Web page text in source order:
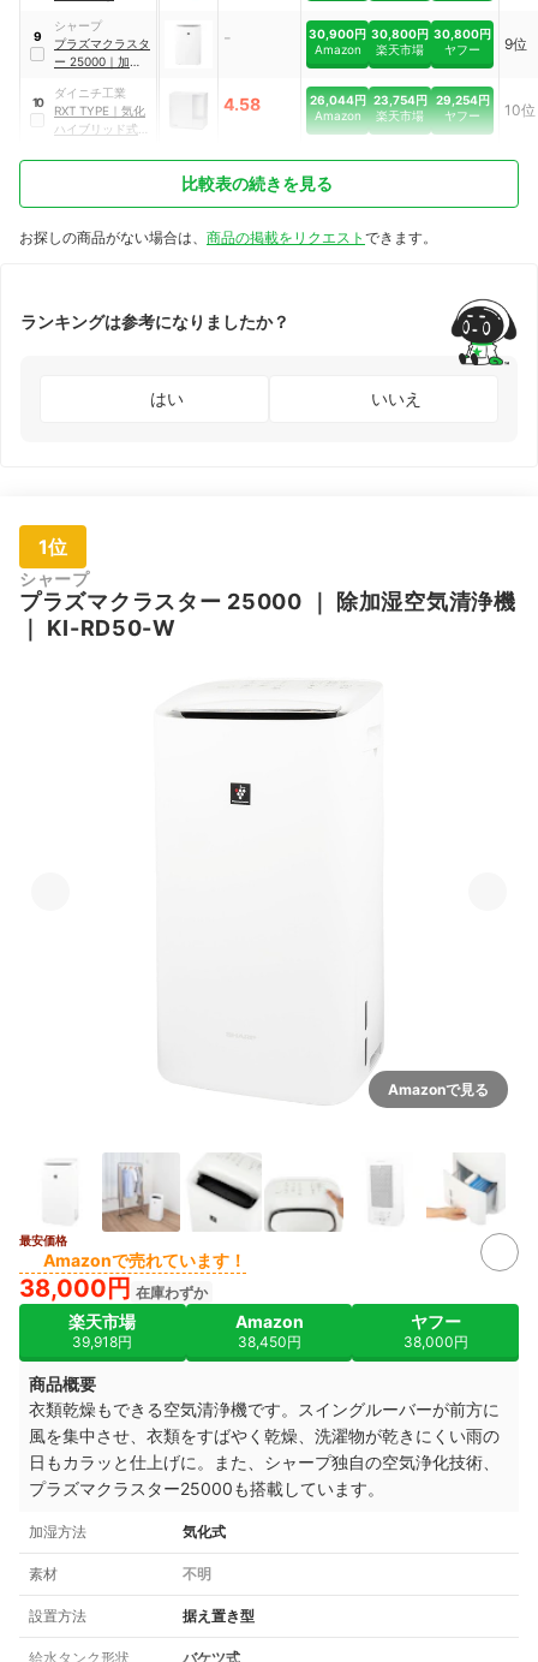
9
シャープ
プラズマクラスタ
ー 25000 ｜ 加湿空
SS50
-
30,900円
Amazon
30,800円
楽天市場
30,800円
ヤフー
9位
10
ダイニチ工業
RXT TYPE ｜ 気化
ハイブリッド式加
RXT725
4.58
26,044円
Amazon
23,754円
楽天市場
29,254円
ヤフー
10位
比較表の続きを見る
お探しの商品がない場合は、 商品の掲載をリクエスト できます。
ランキングは参考になりましたか？
はい いいえ
1位
シャープ
プラズマクラスター 25000 ｜ 除加湿空気清浄機
｜ KI-RD50-W
Amazonで見る
最安価格
Amazonで売れています！
38,000円 在庫わずか
楽天市場
39,918円
Amazon
38,450円
ヤフー
38,000円
商品概要
衣類乾燥もできる空気清浄機です。スイングルーバーが前方に
風を集中させ、衣類をすばやく乾燥、洗濯物が乾きにくい雨の
日もカラッと仕上げに。また、シャープ独自の空気浄化技術、
プラズマクラスター25000も搭載しています。
加湿方法 気化式
素材 不明
設置方法 据え置き型
給水タンク形状 バケツ式